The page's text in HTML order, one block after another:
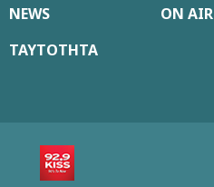
NEWS ON AIR
ΤΑΥΤΟΤΗΤΑ